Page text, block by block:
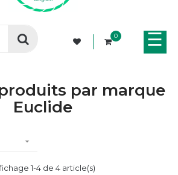
0
la
☰
par marque
Euclide

1-4 de 4 article(s)